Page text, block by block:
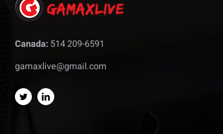
Canada: 514 209-6591
gamaxlive@gmail.com